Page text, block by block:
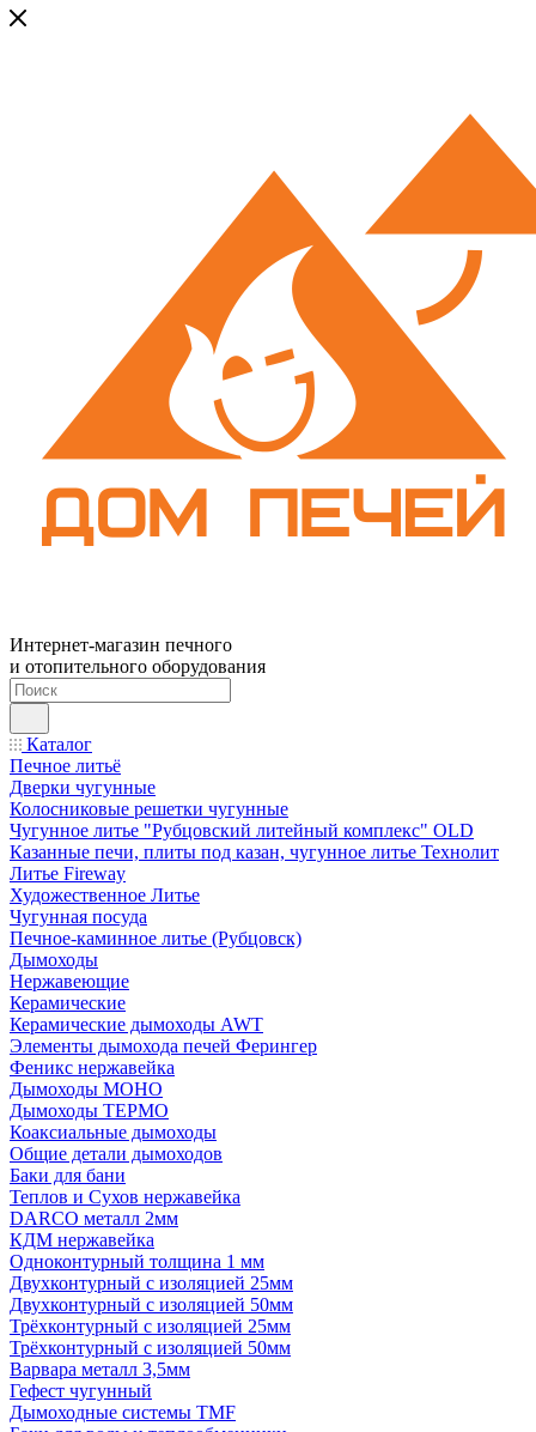
Интернет-магазин печного
и отопительного оборудования
Каталог
Печное литьё
Дверки чугунные
Колосниковые решетки чугунные
Чугунное литье "Рубцовский литейный комплекс" OLD
Казанные печи, плиты под казан, чугунное литье Технолит
Литье Fireway
Художественное Литье
Чугунная посуда
Печное-каминное литье (Рубцовск)
Дымоходы
Нержавеющие
Керамические
Керамические дымоходы AWT
Элементы дымохода печей Ферингер
Феникс нержавейка
Дымоходы МОНО
Дымоходы ТЕРМО
Коаксиальные дымоходы
Общие детали дымоходов
Баки для бани
Теплов и Сухов нержавейка
DARCO металл 2мм
КДМ нержавейка
Одноконтурный толщина 1 мм
Двухконтурный с изоляцией 25мм
Двухконтурный с изоляцией 50мм
Трёхконтурный с изоляцией 25мм
Трёхконтурный с изоляцией 50мм
Варвара металл 3,5мм
Гефест чугунный
Дымоходные системы TMF